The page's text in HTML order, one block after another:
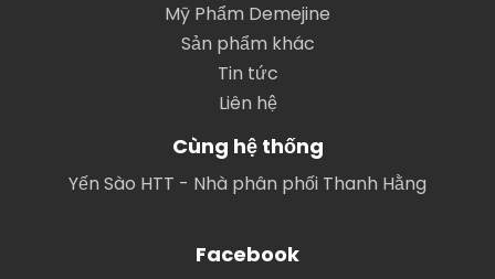
Mỹ Phẩm Demejine
Sản phẩm khác
Tin tức
Liên hệ
Cùng hệ thống
Yến Sào HTT - Nhà phân phối Thanh Hằng
Facebook